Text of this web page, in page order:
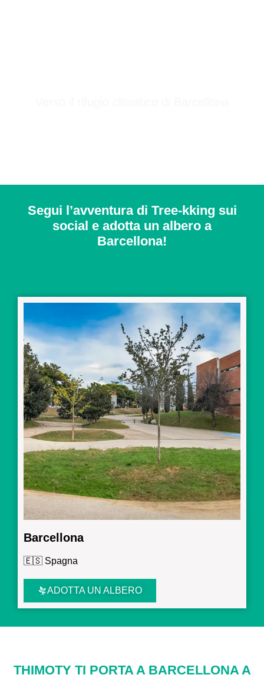
Segui l’avventura di Tree-kking sui
social e adotta un albero a
Barcellona!
Barcellona
🇪🇸 Spagna
ADOTTA UN ALBERO
THIMOTY TI PORTA A BARCELLONA A